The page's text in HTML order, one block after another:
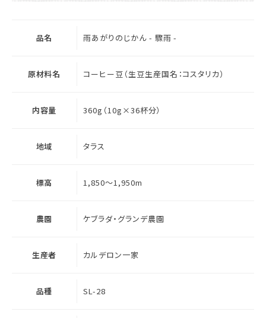
品名 雨あがりのじかん - 驟雨 -
原材料名 コーヒー豆（生豆生産国名：コスタリカ）
内容量 360g（10g×36杯分）
地域 タラス
標高 1,850～1,950m
農園 ケブラダ・グランデ農園
生産者 カルデロン一家
品種 SL-28